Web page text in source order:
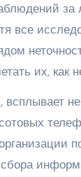
все
их, как
всплывает